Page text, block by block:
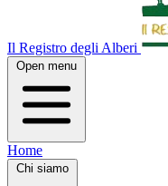
Il Registro degli Alberi
Open menu
Home
Chi siamo